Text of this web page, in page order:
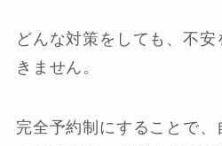
どんな対策をしても、不
きません。
完全予約制にすることで、